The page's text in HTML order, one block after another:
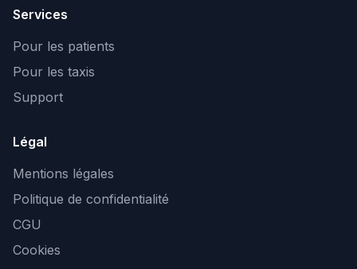
Services
Pour les patients
Pour les taxis
Support
Légal
Mentions légales
Politique de confidentialité
CGU
Cookies